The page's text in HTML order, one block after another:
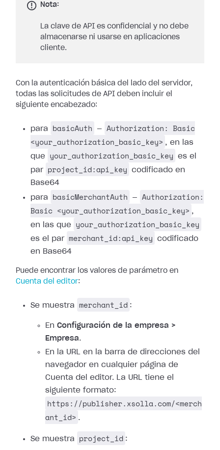
Nota:
La clave de API es confidencial y no debe
almacenarse ni usarse en aplicaciones
cliente.
Con la autenticación básica del lado del servidor,
todas las solicitudes de API deben incluir el
siguiente encabezado:
para basicAuth —
Authorization: Basic
<your_authorization_basic_key> , en las
que
your_authorization_basic_key
es el
par project_id:api_key
codificado en
Base64
para
basicMerchantAuth —
Authorization:
Basic <your_authorization_basic_key> ,
en las que
your_authorization_basic_key
es el par merchant_id:api_key
codificado
en Base64
Puede encontrar los valores de parámetro en
Cuenta del editor:
Se muestra merchant_id :
En Configuración de la empresa >
Empresa.
En la URL en la barra de direcciones del
navegador en cualquier página de
Cuenta del editor. La URL tiene el
siguiente formato:
https://publisher.xsolla.com/<merch
ant_id> .
Se muestra project_id :